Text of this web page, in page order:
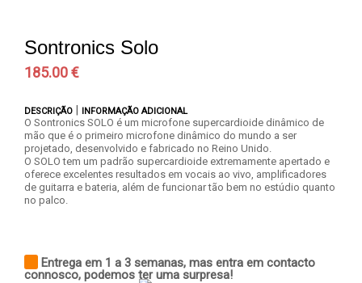
Sontronics Solo
185.00 €
DESCRIÇÃO | INFORMAÇÃO ADICIONAL
O Sontronics SOLO é um microfone supercardioide dinâmico de
mão que é o primeiro microfone dinâmico do mundo a ser
projetado, desenvolvido e fabricado no Reino Unido.
O SOLO tem um padrão supercardioide extremamente apertado e
oferece excelentes resultados em vocais ao vivo, amplificadores
de guitarra e bateria, além de funcionar tão bem no estúdio quanto
no palco.
Entrega em 1 a 3 semanas, mas entra em contacto
connosco, podemos ter uma surpresa!